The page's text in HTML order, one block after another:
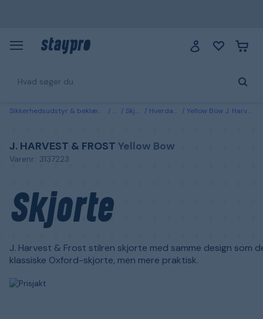
Sikkerhedsudstyr & beklædning Tøj Skjorter Hverdagskjorter Yellow Bow J. Harvest & Frost Skjorte Blå
J. HARVEST & FROST Yellow Bow
Varenr.: 3137223
Skjorte
J. Harvest & Frost stilren skjorte med samme design som
klassiske Oxford-skjorte, men mere praktisk.